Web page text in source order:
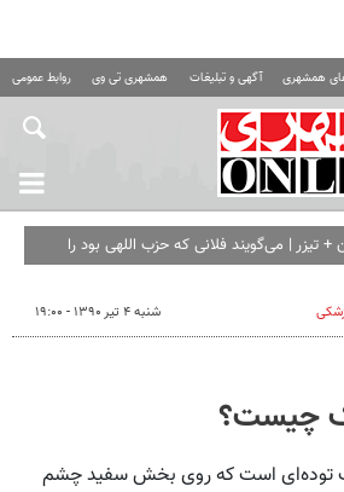
همشهری آگهی و تبلیغات همشهری تی وی روابط عمومی
تیزر | می‌گویند فلانی که حزب اللهی بود را
شنبه ۴ تیر ۱۳۹۰ - ۱۹:۰۰
چیست؟
توده‌‌ای است که روی بخش سفید چشم